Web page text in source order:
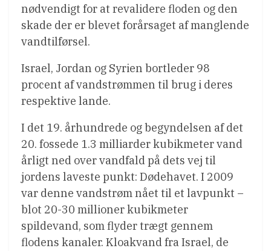
nødvendigt for at revalidere floden og den
skade der er blevet forårsaget af manglende
vandtilførsel.
Israel, Jordan og Syrien bortleder 98
procent af vandstrømmen til brug i deres
respektive lande.
I det 19. århundrede og begyndelsen af det
20. fossede 1.3 milliarder kubikmeter vand
årligt ned over vandfald på dets vej til
jordens laveste punkt: Dødehavet. I 2009
var denne vandstrøm nået til et lavpunkt –
blot 20-30 millioner kubikmeter
spildevand, som flyder trægt gennem
flodens kanaler. Kloakvand fra Israel, de